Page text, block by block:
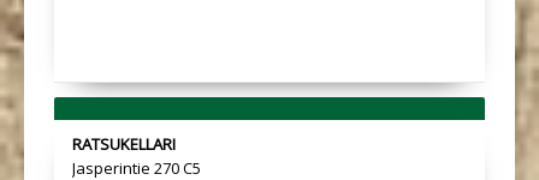
RATSUKELLARI
Jasperintie 270 C5